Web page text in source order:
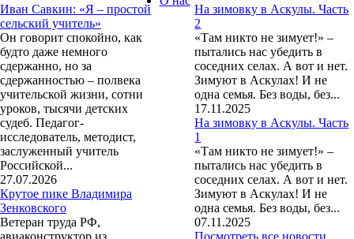
Иван Савкин: «Я – простой
сельский учитель»
Он говорит спокойно, как
будто даже немного
сдержанно, но за
сдержанностью – полвека
учительской жизни, сотни
уроков, тысячи детских
судеб. Педагог-
исследователь, методист,
заслуженный учитель
Российской...
27.07.2026
Крутое пике Владимира
Зенковского
Ветеран труда РФ,
На зимовку в Аскулы. Часть
2
«Там никто не зимует!» –
пытались нас убедить в
соседних селах. А вот и нет.
Зимуют в Аскулах! И не
одна семья. Без воды, без...
17.11.2025
На зимовку в Аскулы. Часть
1
«Там никто не зимует!» –
пытались нас убедить в
соседних селах. А вот и нет.
Зимуют в Аскулах! И не
одна семья. Без воды, без...
07.11.2025